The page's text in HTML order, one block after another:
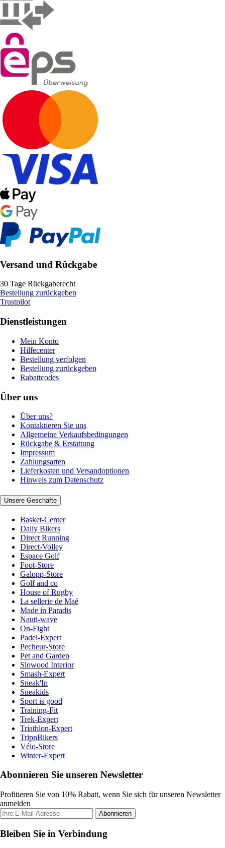
Versand und Rückgabe
30 Tage Rückgaberecht
Bestellung zurückgeben
Trustpilot
Dienstleistungen
Mein Konto
Hilfecenter
Bestellung verfolgen
Bestellung zurückgeben
Rabattcodes
Über uns
Über uns?
Kontaktieren Sie uns
Allgemeine Verkaufsbedingungen
Rückgabe & Erstattung
Impressum
Zahlungsarten
Lieferkosten und Versandoptionen
Hinweis zum Datenschutz
Unsere Geschäfte
Basket-Center
Daily Bikers
Direct Running
Direct-Volley
Espace Golf
Foot-Store
Galopp-Store
Golf and co
House of Rugby
La sellerie de Maé
Made in Paradis
Nauti-wave
On-Fight
Padel-Expert
Pecheur-Store
Pet and Garden
Slowood Interior
Smash-Expert
Sneak'In
Sneakids
Sport is good
Training-Fit
Trek-Expert
Triathlon-Expert
TripnBikers
Vélo-Store
Winter-Expert
Abonnieren Sie unseren Newsletter
Profitieren Sie von 10% Rabatt, wenn Sie sich für unseren Newsletter
anmelden
Abonnieren
Bleiben Sie in Verbindung